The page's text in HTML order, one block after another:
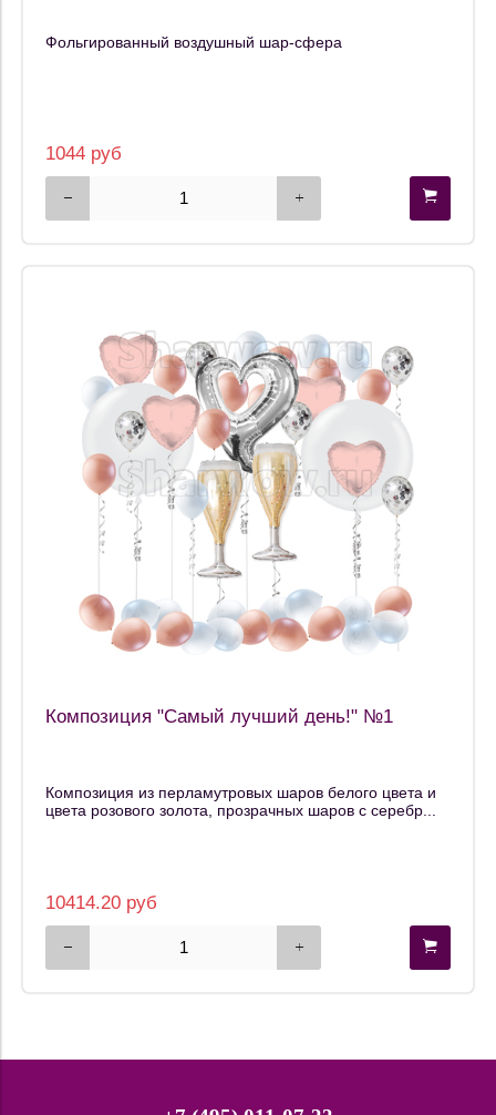
Фольгированный воздушный шар-сфера
1044 руб
Композиция "Самый лучший день!" №1
Композиция из перламутровых шаров белого цвета и
цвета розового золота, прозрачных шаров с серебр...
10414.20 руб